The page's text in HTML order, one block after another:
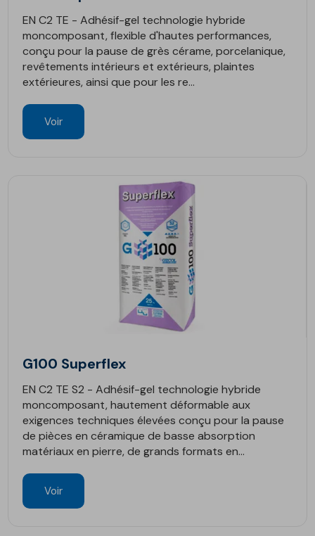
EN C2 TE - Adhésif-gel technologie hybride
moncomposant, flexible d'hautes performances,
conçu pour la pause de grès cérame, porcelanique,
revêtements intérieurs et extérieurs, plaintes
extérieures, ainsi que pour les re...
Voir
G100 Superflex
EN C2 TE S2 - Adhésif-gel technologie hybride
moncomposant, hautement déformable aux
exigences techniques élevées conçu pour la pause
de pièces en céramique de basse absorption
matériaux en pierre, de grands formats en...
Voir